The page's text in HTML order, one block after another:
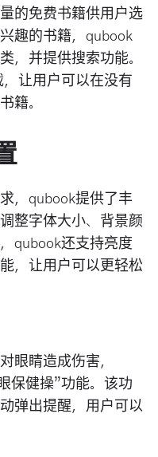
的免费书籍供用户选
趣的书籍，qubook
，并提供搜索功能。
让用户可以在没有
籍。
，qubook提供了丰
整字体大小、背景颜
qubook还支持亮度
，让用户可以更轻松
眼睛造成伤害，
保健操”功能。该功
弹出提醒，用户可以